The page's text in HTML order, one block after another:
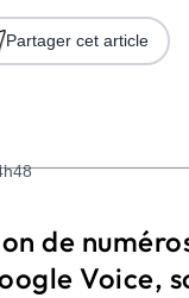
Partager cet article
de
Voice,